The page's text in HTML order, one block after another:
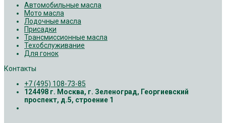
Автомобильные масла
Мото масла
Лодочные масла
Присадки
Трансмиссионные масла
Техобслуживание
Для гонок
Контакты
+7 (495) 108-73-85
124498 г. Москва, г. Зеленоград, Георгиевский
проспект, д.5, строение 1